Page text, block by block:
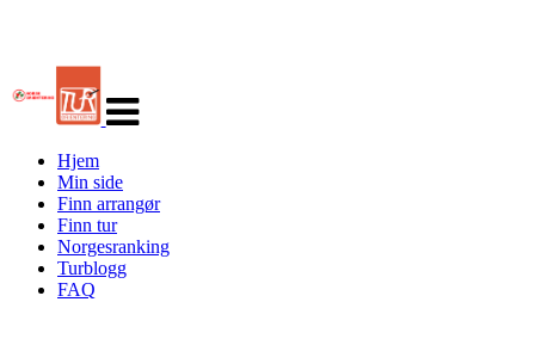
navigasjon
Hjem
Min side
Finn arrangør
Finn tur
Norgesranking
Turblogg
FAQ